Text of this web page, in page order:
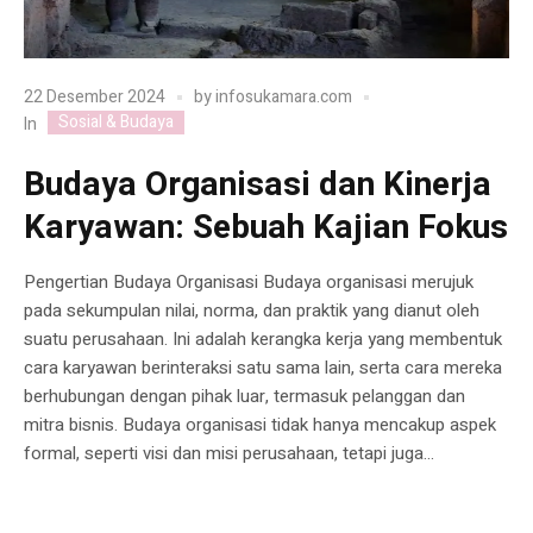
22 Desember 2024 byinfosukamara.com
In
Sosial & Budaya
Budaya Organisasi dan Kinerja
Karyawan: Sebuah Kajian Fokus
Pengertian Budaya Organisasi Budaya organisasi merujuk
pada sekumpulan nilai, norma, dan praktik yang dianut oleh
suatu perusahaan. Ini adalah kerangka kerja yang membentuk
cara karyawan berinteraksi satu sama lain, serta cara mereka
berhubungan dengan pihak luar, termasuk pelanggan dan
mitra bisnis. Budaya organisasi tidak hanya mencakup aspek
formal, seperti visi dan misi perusahaan, tetapi juga...